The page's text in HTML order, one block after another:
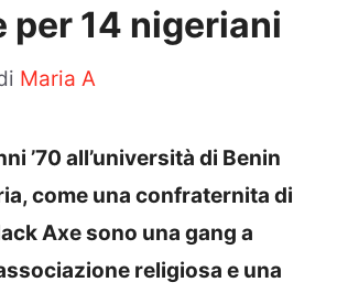
per 14 nigeriani
Maria A
’70 all’università di Benin
come una confraternita di
Axe sono una gang a
religiosa e una